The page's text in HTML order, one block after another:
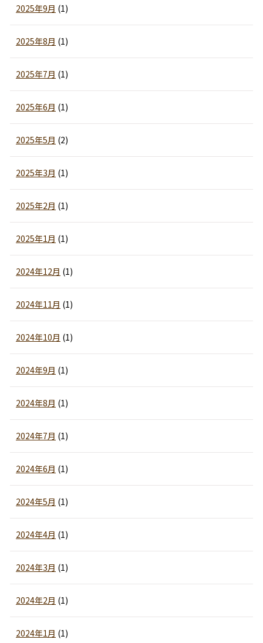
2025年9月 (1)
2025年8月 (1)
2025年7月 (1)
2025年6月 (1)
2025年5月 (2)
2025年3月 (1)
2025年2月 (1)
2025年1月 (1)
2024年12月 (1)
2024年11月 (1)
2024年10月 (1)
2024年9月 (1)
2024年8月 (1)
2024年7月 (1)
2024年6月 (1)
2024年5月 (1)
2024年4月 (1)
2024年3月 (1)
2024年2月 (1)
2024年1月 (1)